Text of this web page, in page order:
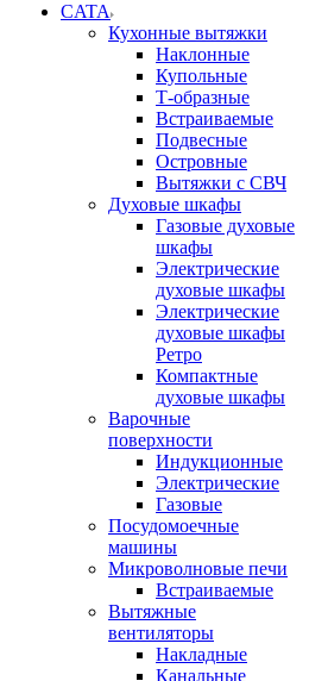
CATA
Кухонные вытяжки
Наклонные
Купольные
Т-образные
Встраиваемые
Подвесные
Островные
Вытяжки с СВЧ
Духовые шкафы
Газовые духовые
шкафы
Электрические
духовые шкафы
Электрические
духовые шкафы
Ретро
Компактные
духовые шкафы
Варочные
поверхности
Индукционные
Электрические
Газовые
Посудомоечные
машины
Микроволновые печи
Встраиваемые
Вытяжные
вентиляторы
Накладные
Канальные